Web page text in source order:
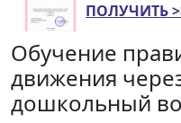
ПОЛУЧИТЬ
Обучение
движения
дошкольный